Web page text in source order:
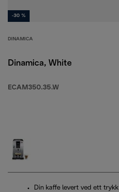
-30 %
DINAMICA
Dinamica, White
ECAM350.35.W
Din kaffe levert ved ett trykk